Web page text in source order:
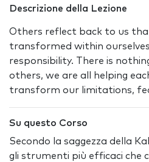
Descrizione della Lezione
Others reflect back to us
transformed within
responsibility. There is
others, we are all helping
transform our limitations,
Su questo Corso
Secondo la saggezza della
gli strumenti più efficaci che